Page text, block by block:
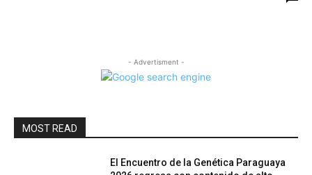
- Advertisment -
MOST READ
El Encuentro de la Genética Paraguaya